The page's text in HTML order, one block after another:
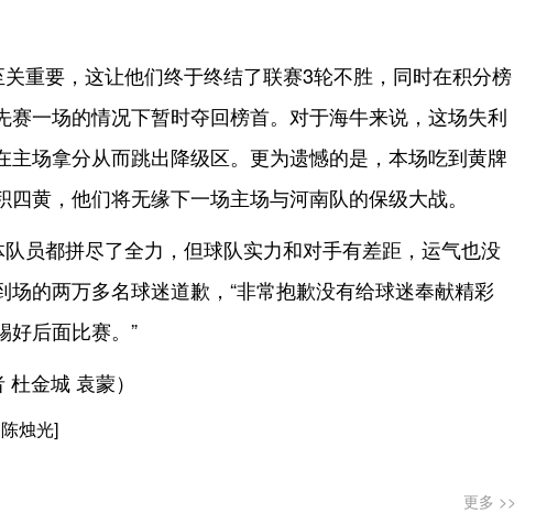
重要，这让他们终于终结了联赛3轮不胜，同时在积分榜
赛一场的情况下暂时夺回榜首。对于海牛来说，这场失利
主场拿分从而跳出降级区。更为遗憾的是，本场吃到黄牌
黄，他们将无缘下一场主场与河南队的保级大战。
员都拼尽了全力，但球队实力和对手有差距，运气也没
场的两万多名球迷道歉，“非常抱歉没有给球迷奉献精彩
好后面比赛。”
杜金城 袁蒙）
烛光]
更多 >>